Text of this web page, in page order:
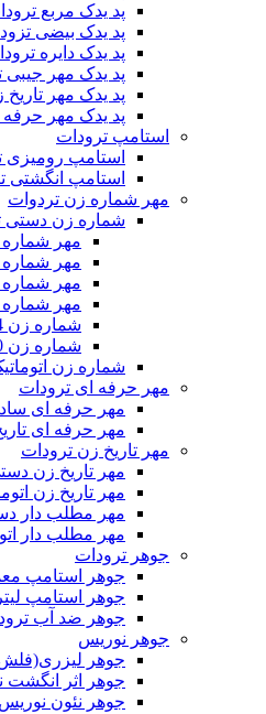
پد یدک مربع
پد یدک بیضی
پد یدک دایره
پد یدک مهر جیبی
پد یدک مهر
پد یدک مهر حرفه
استامپ ترودات
استامپ رومیزی
استامپ انگشتی
مهر شماره زن تردوات
شماره زن دستی
مهر شماره زن 6 رقم
مهر شماره زن 8 رقم
مهر شماره زن 10 رقم
مهر شماره زن 12 رقم
شماره زن 14 رقم ترودات
شماره زن 20 رقم ترودات
شماره زن
مهر حرفه ای ترودات
مهر حرفه ای
مهر حرفه ای
مهر تاریخ زن ترودات
مهر تاریخ زن
مهر تاریخ زن
مهر مطلب دار
مهر مطلب دار
جوهر ترودات
جوهر استامپ
جوهر استامپ
جوهر ضد آب
جوهر نوریس
جوهر
جوهر اثر انگشت
جوهر نئون نوریس